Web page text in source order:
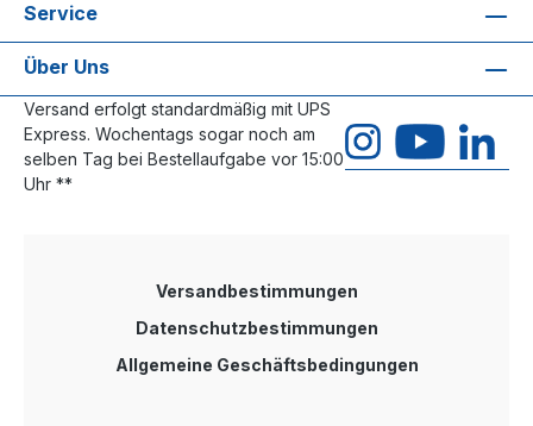
Service
Über Uns
Versand erfolgt standardmäßig mit UPS
Express. Wochentags sogar noch am
selben Tag bei Bestellaufgabe vor 15:00
Uhr **
Versandbestimmungen
Datenschutzbestimmungen
Allgemeine Geschäftsbedingungen